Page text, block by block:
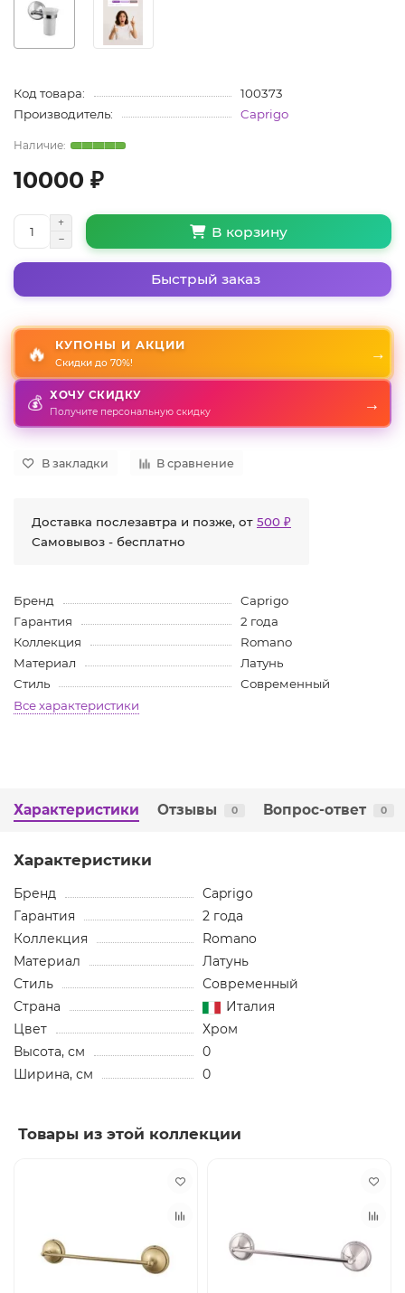
Код товара:
100373
Производитель:
Caprigo
10000 ₽
В корзину
Быстрый заказ
🔥 КУПОНЫ И АКЦИИ
Скидки до 70%!
→
💰 ХОЧУ СКИДКУ
Получите персональную скидку →
В закладки В сравнение
Доставка послезавтра и позже, от 500 ₽
Самовывоз - бесплатно
Бренд
Caprigo
Гарантия
2 года
Коллекция
Romano
Материал
Латунь
Стиль
Современный
Все характеристики
Характеристики Отзывы 0 Вопрос-ответ 0
Характеристики
Бренд
Caprigo
Гарантия
2 года
Коллекция
Romano
Материал
Латунь
Стиль
Современный
Страна
Италия
Цвет
Хром
Высота, см
0
Ширина, см
0
Товары из этой коллекции